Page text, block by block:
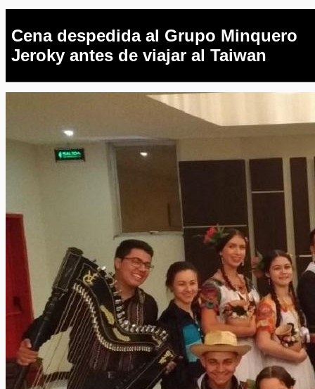
Cena despedida al Grupo Minquero
Jeroky antes de viajar al Taiwan